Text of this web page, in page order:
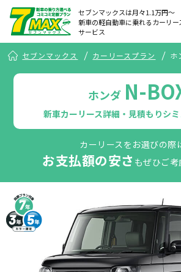
セブンマックスは月々1.1万円〜
新車の軽自動車に乗れるカーリー
サービス
セブンマックス カーリースプラン ホ
ホンダ N-
新車カーリース詳細・見積もりシ
カーリースをお選びの際
お支払額の安さ もぜひご考